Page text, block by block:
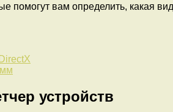
помогут вам определить, какая
устройств